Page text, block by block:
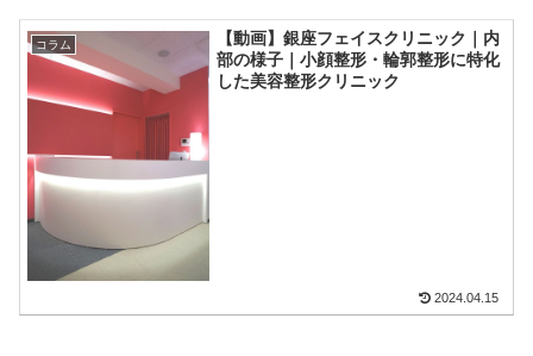
コラム
【動画】銀座フェイスクリニック｜内
部の様子｜小顔整形・輪郭整形に特化
した美容整形クリニック
2024.04.15